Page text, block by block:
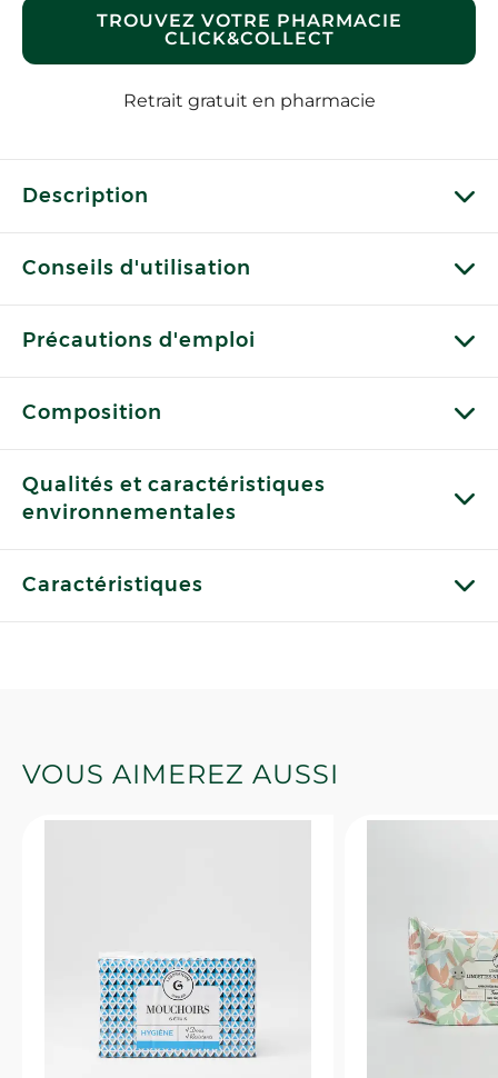
TROUVEZ VOTRE PHARMACIE
CLICK&COLLECT
Retrait gratuit en pharmacie
Description
Conseils d'utilisation
Précautions d'emploi
Composition
Qualités et caractéristiques
environnementales
Caractéristiques
VOUS AIMEREZ AUSSI